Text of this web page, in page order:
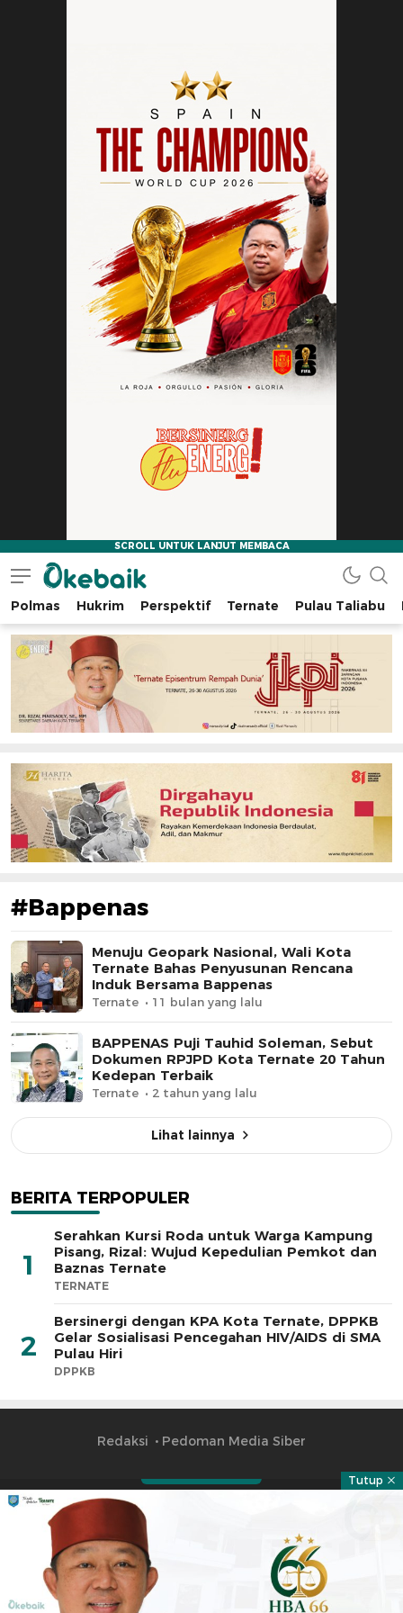
Okebaik.id
Baiknya Dibaca
Polmas Hukrim Perspektif Ternate Pulau Taliabu
#Bappenas
Menuju Geopark Nasional, Wali Kota
Ternate Bahas Penyusunan Rencana
Induk Bersama Bappenas
Ternate 11 bulan yang lalu
BAPPENAS Puji Tauhid Soleman, Sebut
Dokumen RPJPD Kota Ternate 20 Tahun
Kedepan Terbaik
Ternate 2 tahun yang lalu
Lihat lainnya
BERITA TERPOPULER
1
Serahkan Kursi Roda untuk Warga Kampung
Pisang, Rizal: Wujud Kepedulian Pemkot dan
Baznas Ternate
TERNATE
2
Bersinergi dengan KPA Kota Ternate, DPPKB
Gelar Sosialisasi Pencegahan HIV/AIDS di SMA
Pulau Hiri
DPPKB
Redaksi Pedoman Media Siber
Tutup